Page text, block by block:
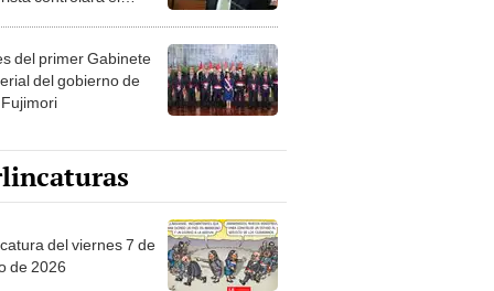
del primer Gabinete
del gobierno de
del viernes 7 de
de 2026